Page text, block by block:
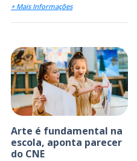
+ Mais Informações
Arte é fundamental na
escola, aponta parecer
do CNE